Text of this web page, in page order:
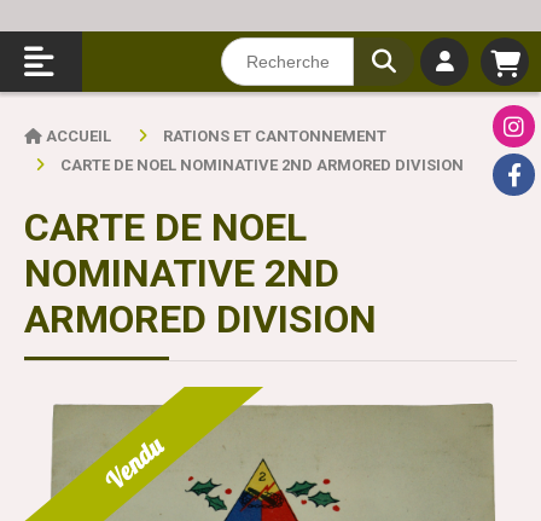
ACCUEIL
RATIONS ET CANTONNEMENT
CARTE DE NOEL NOMINATIVE 2ND ARMORED DIVISION
CARTE DE NOEL
NOMINATIVE 2ND
ARMORED DIVISION
Vendu